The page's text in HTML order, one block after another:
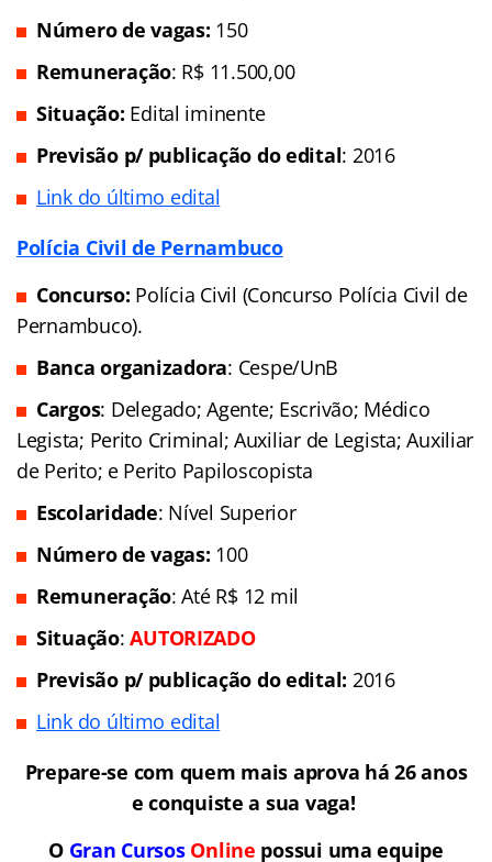
Número de vagas: 150
Remuneração: R$ 11.500,00
Situação: Edital iminente
Previsão p/ publicação do edital: 2016
Link do último edital
Polícia Civil de Pernambuco
Concurso: Polícia Civil (Concurso Polícia Civil de
Pernambuco).
Banca organizadora: Cespe/UnB
Cargos: Delegado; Agente; Escrivão; Médico
Legista; Perito Criminal; Auxiliar de Legista; Auxiliar
de Perito; e Perito Papiloscopista
Escolaridade: Nível Superior
Número de vagas: 100
Remuneração: Até R$ 12 mil
Situação: AUTORIZADO
Previsão p/ publicação do edital: 2016
Link do último edital
Prepare-se com quem mais aprova há 26 anos
e conquiste a sua vaga!
O Gran Cursos Online possui uma equipe